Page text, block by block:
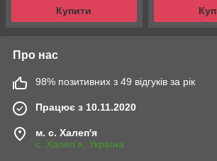
Купити
Про нас
98% позитивних з 49 відгуків за рік
Працює з 10.11.2020
м. с. Халеп'я
с. Халеп'я, Україна